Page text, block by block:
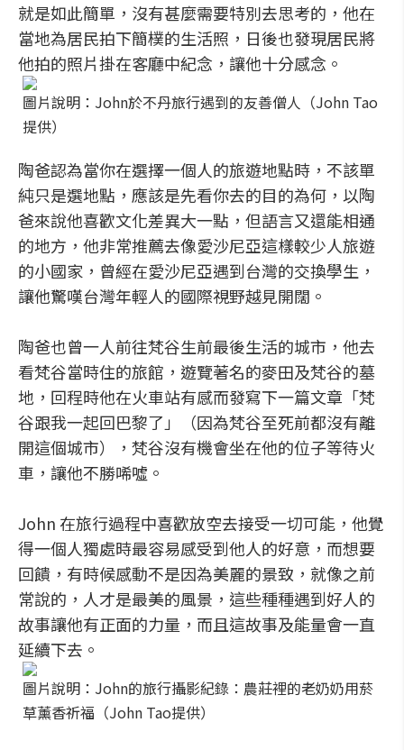
就是如此簡單，沒有甚麼需要特別去思考的，他在
當地為居民拍下簡樸的生活照，日後也發現居民將
他拍的照片掛在客廳中紀念，讓他十分感念。
圖片說明：John於不丹旅行遇到的友善僧人（John Tao
提供）
陶爸認為當你在選擇一個人的旅遊地點時，不該單
純只是選地點，應該是先看你去的目的為何，以陶
爸來說他喜歡文化差異大一點，但語言又還能相通
的地方，他非常推薦去像愛沙尼亞這樣較少人旅遊
的小國家，曾經在愛沙尼亞遇到台灣的交換學生，
讓他驚嘆台灣年輕人的國際視野越見開闊。
陶爸也曾一人前往梵谷生前最後生活的城市，他去
看梵谷當時住的旅館，遊覽著名的麥田及梵谷的墓
地，回程時他在火車站有感而發寫下一篇文章「梵
谷跟我一起回巴黎了」（因為梵谷至死前都沒有離
開這個城市），梵谷沒有機會坐在他的位子等待火
車，讓他不勝唏噓。
John 在旅行過程中喜歡放空去接受一切可能，他覺
得一個人獨處時最容易感受到他人的好意，而想要
回饋，有時候感動不是因為美麗的景致，就像之前
常說的，人才是最美的風景，這些種種遇到好人的
故事讓他有正面的力量，而且這故事及能量會一直
延續下去。
圖片說明：John的旅行攝影紀錄：農莊裡的老奶奶用菸
草薰香祈福（John Tao提供）